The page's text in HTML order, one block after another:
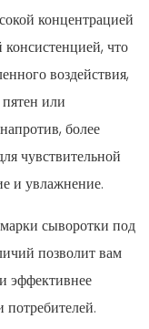
концентрацией
что
воздействия,
или
более
чувствительной
и увлажнение.
сыворотки под
позволит вам
эффективнее
потребителей.